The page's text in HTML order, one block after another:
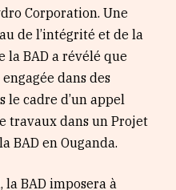
Corporation. Une
de l’intégrité et de la
BAD a révélé que
dans des
le cadre d’un appel
travaux dans un Projet
BAD en Ouganda.
la BAD imposera à